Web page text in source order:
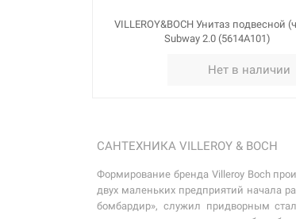
VILLEROY&BOCH Унитаз подвесной
Subway 2.0 (5614A101)
Нет в наличии
САНТЕХНИКА VILLEROY & BOCH
Формирование бренда Villeroy Boch
двух маленьких предприятий начала
бомбардир», служил придворным